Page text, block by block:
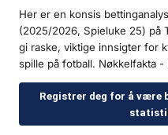
Her er en konsis
(2025/2026, Spieluke 25) på
gi raske, viktige innsigter for
spille på fotball. Nøkkelfakta
Registrer deg for å være